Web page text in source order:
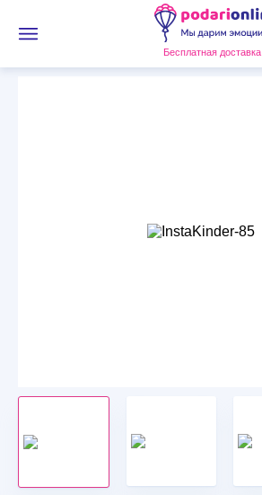
Бесплатная доставка